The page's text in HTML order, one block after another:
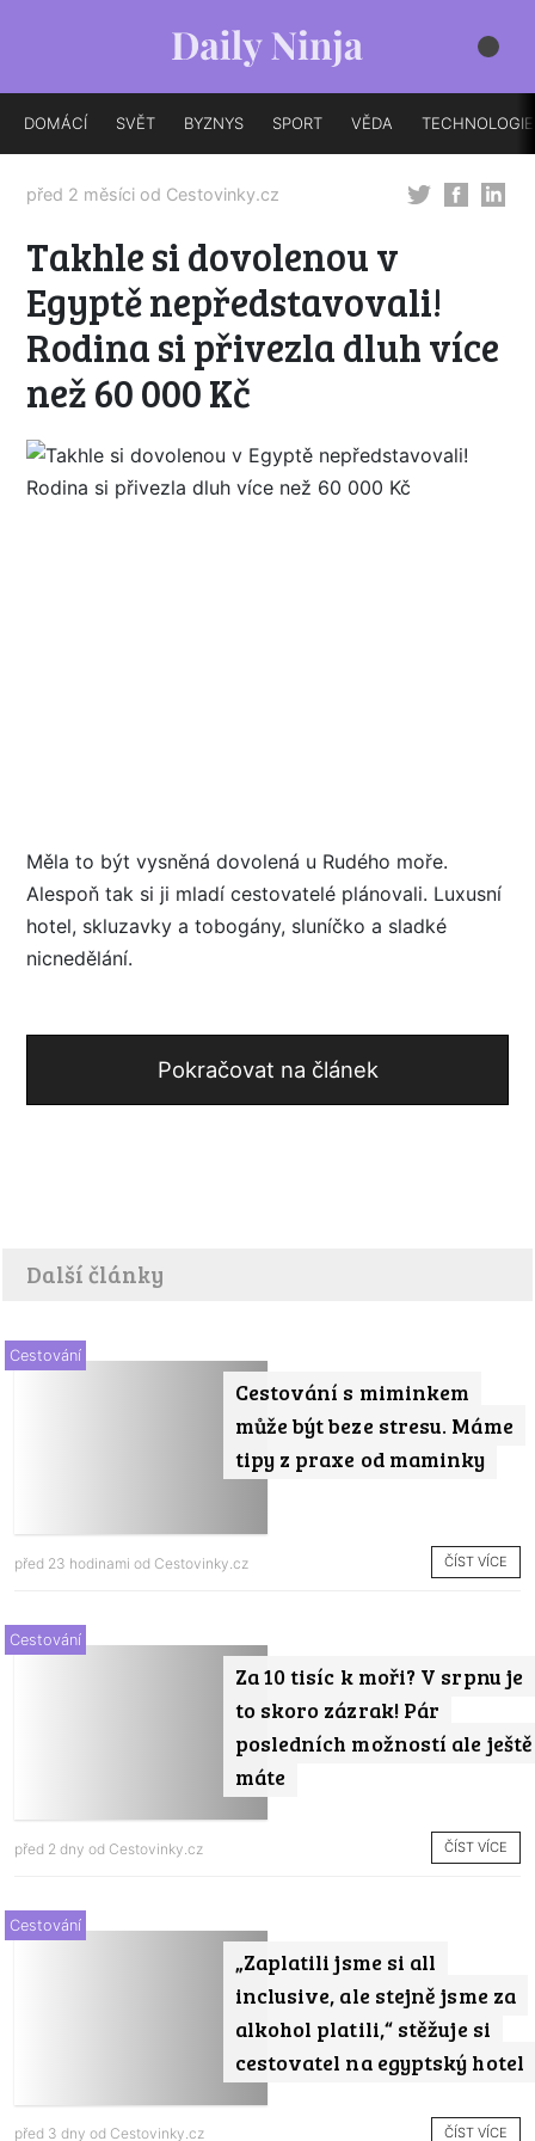
DOMÁCÍ SVĚT BYZNYS SPORT VĚDA TECHNOLOGIE
před 2 měsíci od Cestovinky.cz
Takhle si dovolenou v
Egyptě nepředstavovali!
Rodina si přivezla dluh více
než 60 000 Kč
Měla to být vysněná dovolená u Rudého moře.
Alespoň tak si ji mladí cestovatelé plánovali. Luxusní
hotel, skluzavky a tobogány, sluníčko a sladké
nicnedělání.
Pokračovat na článek
Další články
Cestování s miminkem
může být beze stresu. Máme
tipy z praxe od maminky
Cestování
před 23 hodinami od Cestovinky.cz ČÍST VÍCE
Za 10 tisíc k moři? V srpnu je
to skoro zázrak! Pár
posledních možností ale ještě
máte
Cestování
před 2 dny od Cestovinky.cz ČÍST VÍCE
„Zaplatili jsme si all
inclusive, ale stejně jsme za
alkohol platili,“ stěžuje si
cestovatel na egyptský hotel
Cestování
před 3 dny od Cestovinky.cz ČÍST VÍCE